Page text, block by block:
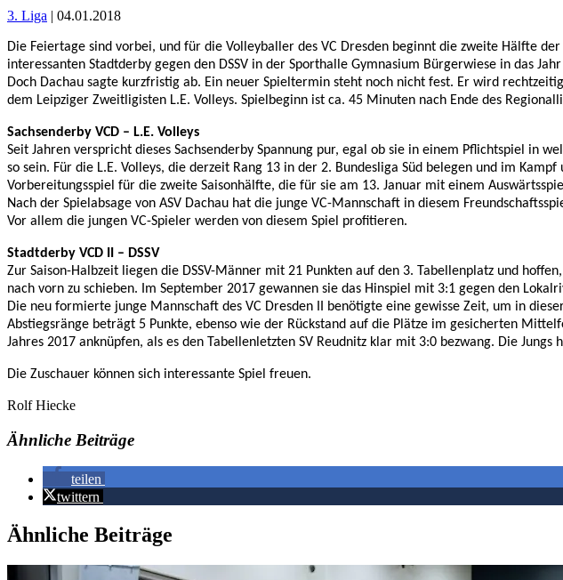
3. Liga | 04.01.2018
Die Feiertage sind vorbei, und für die Volleyballer des VC Dresden beginnt die zweite Hälfte der
interessanten Stadtderby gegen den DSSV in der Sporthalle Gymnasium Bürgerwiese in das
Doch Dachau sagte kurzfristig ab. Ein neuer Spieltermin steht noch nicht fest. Er wird
dem Leipziger Zweitligisten L.E. Volleys. Spielbeginn ist ca. 45 Minuten nach Ende des
Sachsenderby VCD – L.E. Volleys
Seit Jahren verspricht dieses Sachsenderby Spannung pur, egal ob sie in einem Pflichtspiel in
so sein. Für die L.E. Volleys, die derzeit Rang 13 in der 2. Bundesliga Süd belegen und im
Vorbereitungsspiel für die zweite Saisonhälfte, die für sie am 13. Januar mit einem
Nach der Spielabsage von ASV Dachau hat die junge VC-Mannschaft in diesem
Vor allem die jungen VC-Spieler werden von diesem Spiel profitieren.
Stadtderby VCD II – DSSV
Zur Saison-Halbzeit liegen die DSSV-Männer mit 21 Punkten auf den 3. Tabellenplatz und
nach vorn zu schieben. Im September 2017 gewannen sie das Hinspiel mit 3:1 gegen den
Die neu formierte junge Mannschaft des VC Dresden II benötigte eine gewisse Zeit, um in
Abstiegsränge beträgt 5 Punkte, ebenso wie der Rückstand auf die Plätze im gesicherten
Jahres 2017 anknüpfen, als es den Tabellenletzten SV Reudnitz klar mit 3:0 bezwang. Die
Die Zuschauer können sich interessante Spiel freuen.
Rolf Hiecke
Ähnliche Beiträge
teilen
twittern
Ähnliche Beiträge